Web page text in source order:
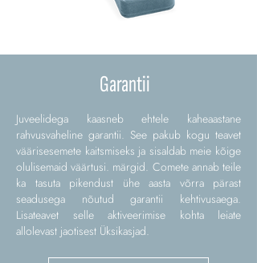
Garantii
Juveelidega kaasneb ehtele kaheaastane
rahvusvaheline garantii. See pakub kogu teavet
väärisesemete kaitsmiseks ja sisaldab meie kõige
olulisemaid väärtusi. märgid. Comete annab teile
ka tasuta pikendust ühe aasta võrra pärast
seadusega nõutud garantii kehtivusaega.
Lisateavet selle aktiveerimise kohta leiate
allolevast jaotisest Üksikasjad.